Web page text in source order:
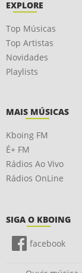
EXPLORE
Top Músicas
Top Artistas
Novidades
Playlists
MAIS MÚSICAS
Kboing FM
É+ FM
Rádios Ao Vivo
Rádios OnLine
SIGA O KBOING
facebook